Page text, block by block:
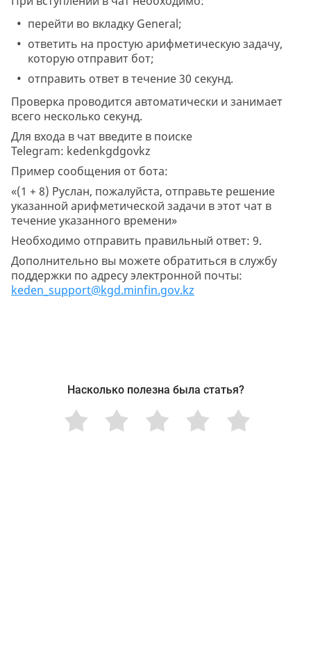
перейти во вкладку General;
ответить на простую арифметическую задачу,
которую отправит бот;
отправить ответ в течение 30 секунд.
Проверка проводится автоматически и занимает
всего несколько секунд.
Для входа в чат введите в поиске
Telegram: kedenkgdgovkz
Пример сообщения от бота:
«(1 + 8) Руслан, пожалуйста, отправьте решение
указанной арифметической задачи в этот чат в
течение указанного времени»
Необходимо отправить правильный ответ: 9.
Дополнительно вы можете обратиться в службу
поддержки по адресу электронной почты:
keden_support@kgd.minfin.gov.kz
Насколько полезна была статья?